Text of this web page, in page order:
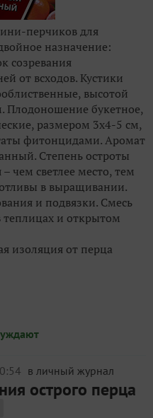
перчиков для
назначение:
созревания
от всходов. Кустики
высотой
букетное,
размером 3х4-5 см,
фитонцидами. Аромат
Степень остроты
чем светлее место, тем
в выращивании.
и подвязки. Смесь
и открытом
изоляция от перца
в личный журнал
острого перца